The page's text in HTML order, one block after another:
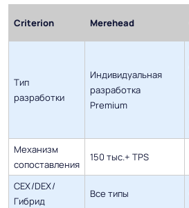
Criterion Merehead
Тип
разработки
Индивидуальная
разработка
Premium
Механизм
сопоставления
150 тыс.+ TPS
CEX/DEX/
Гибрид
Все типы